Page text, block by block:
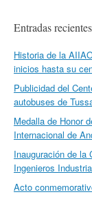
Entradas recientes
Historia de la
inicios hasta su
Publicidad del
autobuses de
Medalla de Honor
Internacional de
Inauguración de la
Ingenieros
Acto